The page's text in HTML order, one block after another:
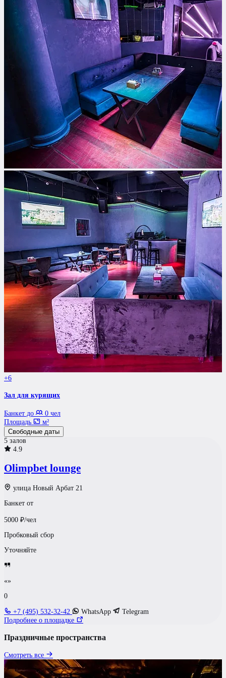
+6
Зал для курящих
Банкет до
0 чел
Площадь
м²
Свободные даты
5 залов
4.9
Olimpbet lounge
улица Новый Арбат 21
Банкет от
5000 ₽/чел
Пробковый сбор
Уточняйте
«»
0
+7 (495) 532-32-42 WhatsApp
Telegram
Подробнее о площадке
Праздничные пространства
Смотреть все